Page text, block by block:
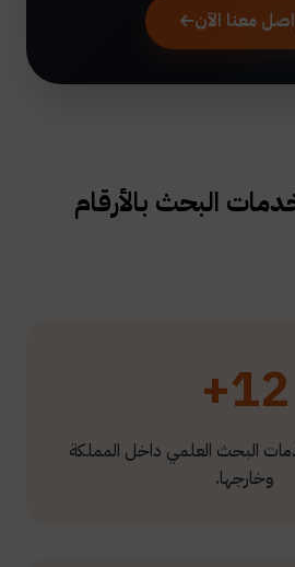
معنا الآن
البحث بالأرقام
12+
البحث العلمي داخل المملكة
وخارجها.